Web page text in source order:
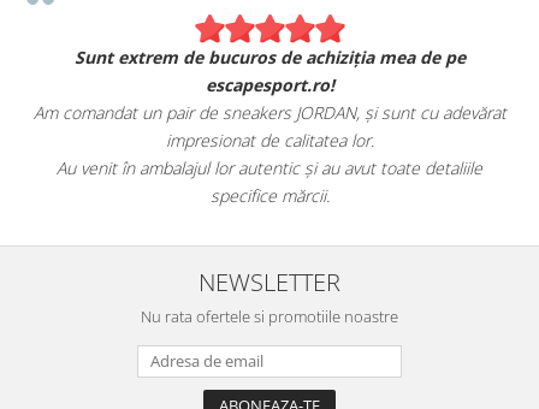
Sunt extrem de bucuros de achiziția mea de pe
escapesport.ro!
Am comandat un pair de sneakers JORDAN, și sunt cu adevărat
impresionat de calitatea lor.
Au venit în ambalajul lor autentic și au avut toate detaliile
specifice mărcii.
NEWSLETTER
Nu rata ofertele si promotiile noastre